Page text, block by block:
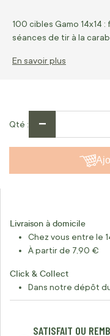
100 cibles Gamo
séances de tir à la
En savoir plus
Qté −
Livraison à domicile
Chez vous entre le
À partir de 7,90 €
Click & Collect
Dans notre dépôt
SATISFAIT OU